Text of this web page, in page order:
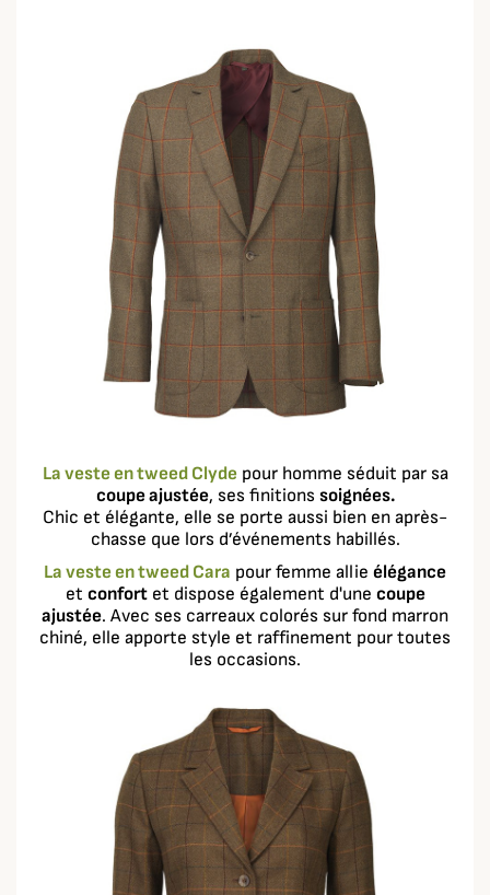
La veste en tweed Clydepour homme séduit par sa
coupe ajustée, ses finitions soignées.
Chic et élégante, elle se porte aussi bien en après-
chasse que lors d’événements habillés.
La veste en tweed Cara pour femme allie élégance
et confortet dispose également d'une coupe
ajustée. Avec ses carreaux colorés sur fond marron
chiné, elle apporte style et raffinement pour toutes
les occasions.